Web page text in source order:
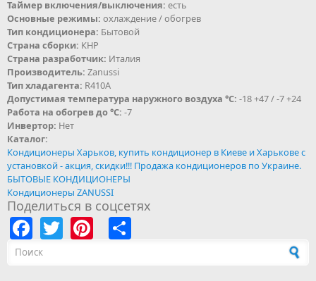
Таймер включения/выключения: есть
Основные режимы: охлаждение / обогрев
Тип кондиционера: Бытовой
Страна сборки: КНР
Страна разработчик: Италия
Производитель: Zanussi
Тип хладагента: R410A
Допустимая температура наружного воздуха °С: -18 +47 / -7 +24
Работа на обогрев до °С: -7
Инвертор: Нет
Каталог:
Кондиционеры Харьков, купить кондиционер в Киеве и Харькове с
установкой - акция, скидки!!! Продажа кондиционеров по Украине.
БЫТОВЫЕ КОНДИЦИОНЕРЫ
Кондиционеры ZANUSSI
Поделиться в соцсетях
Facebook
TwitterPinterest
Форма поиска